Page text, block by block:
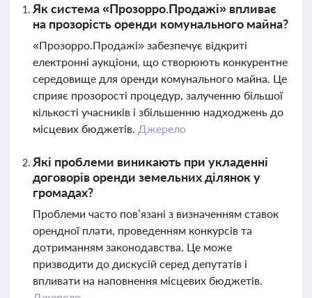
Як система «Прозорро.Продажі» впливає
на прозорість оренди комунального майна?
«Прозорро.Продажі» забезпечує відкриті
електронні аукціони, що створюють конкурентне
середовище для оренди комунального майна. Це
сприяє прозорості процедур, залученню більшої
кількості учасників і збільшенню надходжень до
місцевих бюджетів. Джерело
Які проблеми виникають при укладенні
договорів оренди земельних ділянок у
громадах?
Проблеми часто пов’язані з визначенням ставок
орендної плати, проведенням конкурсів та
дотриманням законодавства. Це може
призводити до дискусій серед депутатів і
впливати на наповнення місцевих бюджетів.